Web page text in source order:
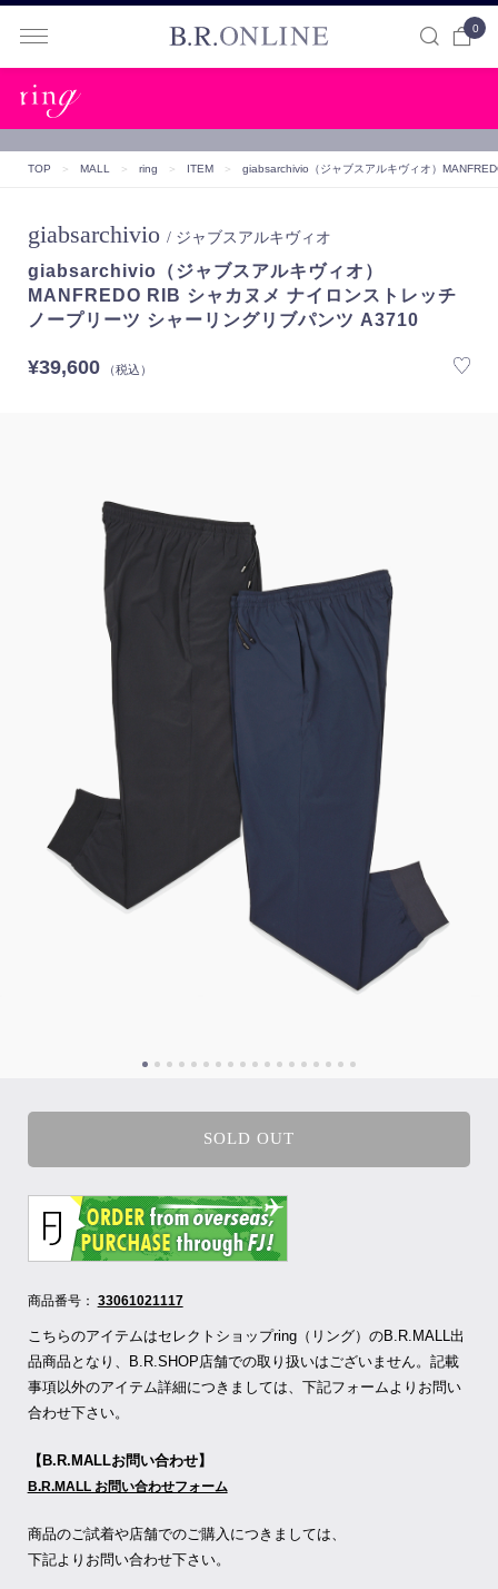
0
TOP ＞ MALL ＞ ring ＞ ITEM ＞ giabsarchivio（ジャブスアルキヴィオ）
giabsarchivio / ジャブスアルキヴィオ
giabsarchivio（ジャブスアルキヴィオ）
MANFREDO RIB シャカヌメ ナイロンストレッチ
ノープリーツ シャーリングリブパンツ A3710
¥39,600（税込）
SOLD OUT
商品番号： 33061021117
こちらのアイテムはセレクトショップring（リング）のB.R.MALL出
品商品となり、B.R.SHOP店舗での取り扱いはございません。記載
事項以外のアイテム詳細につきましては、下記フォームよりお問い
合わせ下さい。
【B.R.MALLお問い合わせ】
B.R.MALL お問い合わせフォーム
商品のご試着や店舗でのご購入につきましては、
下記よりお問い合わせ下さい。